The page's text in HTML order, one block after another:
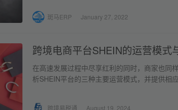
斑马ERP January 27, 2022
跨境电商平台SHEIN的运营模式
在高速发展过程中尽享红利的同时，商家也同
析SHEIN平台的三种主要运营模式，并提供相
跨境易税通 August 19, 2024